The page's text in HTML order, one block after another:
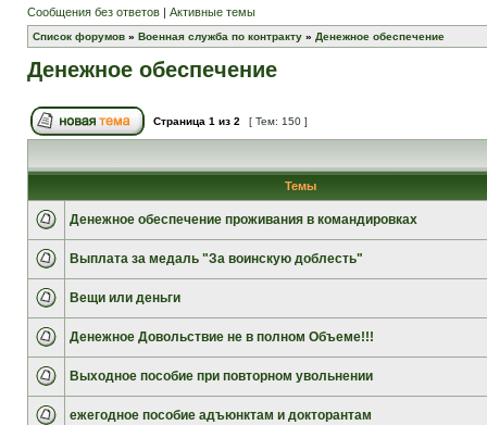
Сообщения без ответов | Активные темы
Список форумов » Военная служба по контракту » Денежное обеспечение
Денежное обеспечение
Страница 1 из 2 [ Тем: 150 ]
Темы
Денежное обеспечение проживания в командировках
Выплата за медаль "За воинскую доблесть"
Вещи или деньги
Денежное Довольствие не в полном Объеме!!!
Выходное пособие при повторном увольнении
ежегодное пособие адъюнктам и докторантам